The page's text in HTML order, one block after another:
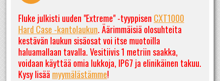
Fluke julkisti uuden "Extreme" -tyyppisen CXT1000
Hard Case -kantolaukun. Äärimmäisiä olosuhteita
kestävän laukun sisäosat voi itse muotoilla
haluamallaan tavalla. Vesitiivis 1 metriin saakka,
voidaan käyttää omia lukkoja, IP67 ja elinikäinen takuu.
Kysy lisää myymälästämme!